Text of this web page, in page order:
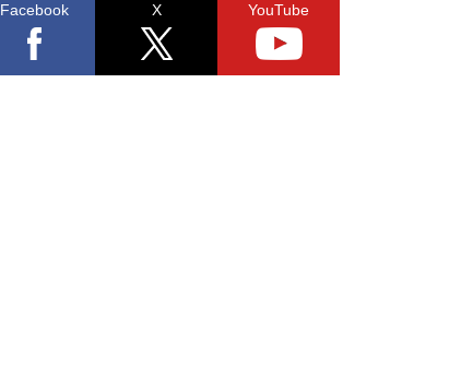
Facebook X YouTube